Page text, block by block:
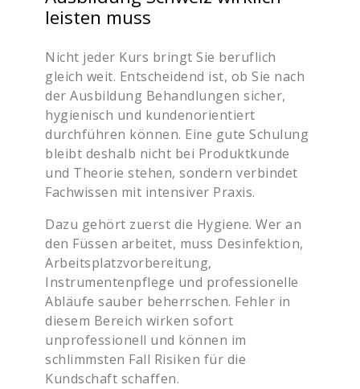
leisten muss
Nicht jeder Kurs bringt Sie beruflich
gleich weit. Entscheidend ist, ob Sie nach
der Ausbildung Behandlungen sicher,
hygienisch und kundenorientiert
durchführen können. Eine gute Schulung
bleibt deshalb nicht bei Produktkunde
und Theorie stehen, sondern verbindet
Fachwissen mit intensiver Praxis.
Dazu gehört zuerst die Hygiene. Wer an
den Füssen arbeitet, muss Desinfektion,
Arbeitsplatzvorbereitung,
Instrumentenpflege und professionelle
Abläufe sauber beherrschen. Fehler in
diesem Bereich wirken sofort
unprofessionell und können im
schlimmsten Fall Risiken für die
Kundschaft schaffen.